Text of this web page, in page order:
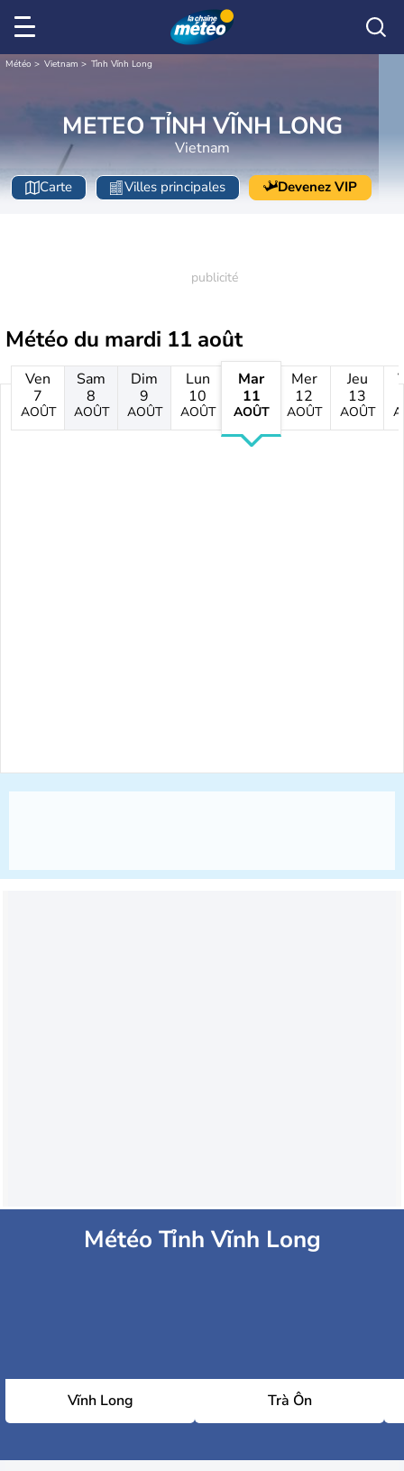
Météo Vietnam Tỉnh Vĩnh Long
METEO TỈNH VĨNH LONG
Vietnam
Carte Villes principales Devenez VIP
Météo du mardi 11 août
Ven
7
AOÛT
Sam
8
AOÛT
Dim
9
AOÛT
Lun
10
AOÛT
Mar
11
AOÛT
Mer
12
AOÛT
Jeu
13
AOÛT
Météo Tỉnh Vĩnh Long
Vĩnh Long Trà Ôn